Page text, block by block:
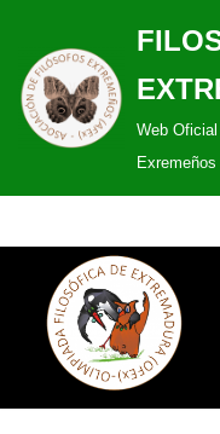
Saltar
al
contenido
Web